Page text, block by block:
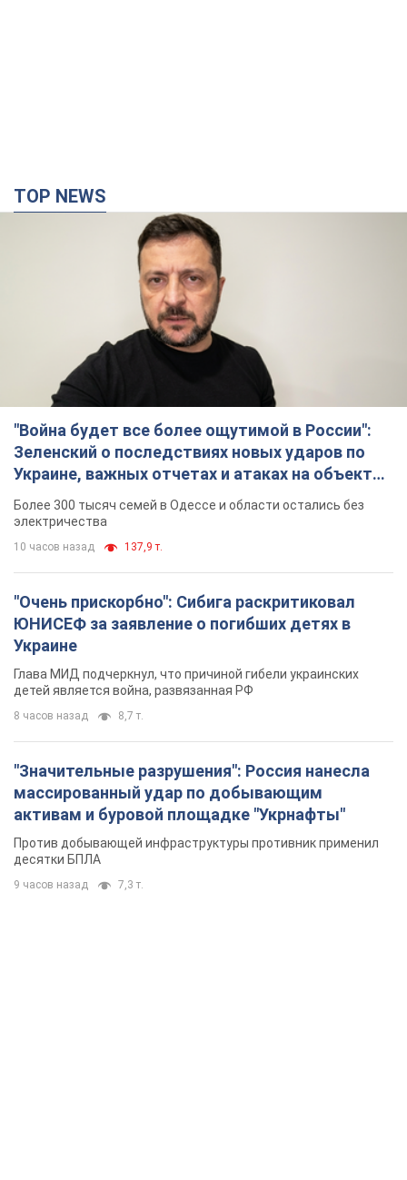
"Война будет все более ощутимой в России":
Зеленский о последствиях новых ударов по
Украине, важных отчетах и атаках на объекты
противника. Видео
Более 300 тысяч семей в Одессе и области остались без
137,9 т.
"Очень прискорбно": Сибига раскритиковал
ЮНИСЕФ за заявление о погибших детях в
Украине
Глава МИД подчеркнул, что причиной гибели украинских
детей является война, развязанная РФ
8 часов назад 8,7 т.
"Значительные разрушения": Россия нанесла
массированный удар по добывающим
активам и буровой площадке "Укрнафты"
Против добывающей инфраструктуры противник применил
десятки БПЛА
9 часов назад